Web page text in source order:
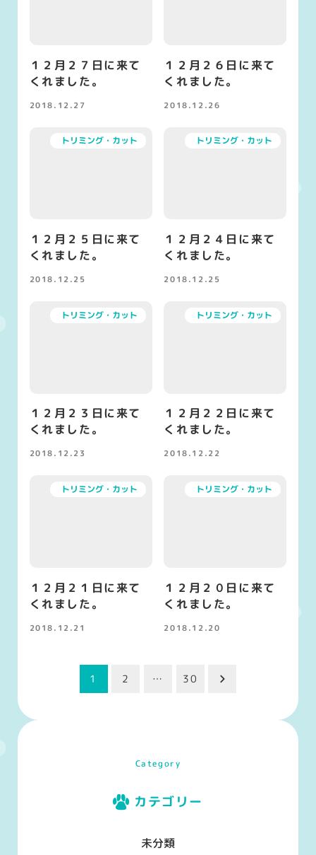
１２月２７日に来て
くれました。
投稿日
2018.12.27
１２月２６日に来て
くれました。
投稿日
2018.12.26
トリミング・カット
１２月２５日に来て
くれました。
投稿日
2018.12.25
トリミング・カット
１２月２４日に来て
くれました。
投稿日
2018.12.25
トリミング・カット
１２月２３日に来て
くれました。
投稿日
2018.12.23
トリミング・カット
１２月２２日に来て
くれました。
投稿日
2018.12.22
トリミング・カット
１２月２１日に来て
くれました。
投稿日
2018.12.21
トリミング・カット
１２月２０日に来て
くれました。
投稿日
2018.12.20
1 2 … 30
Category
カテゴリー
未分類